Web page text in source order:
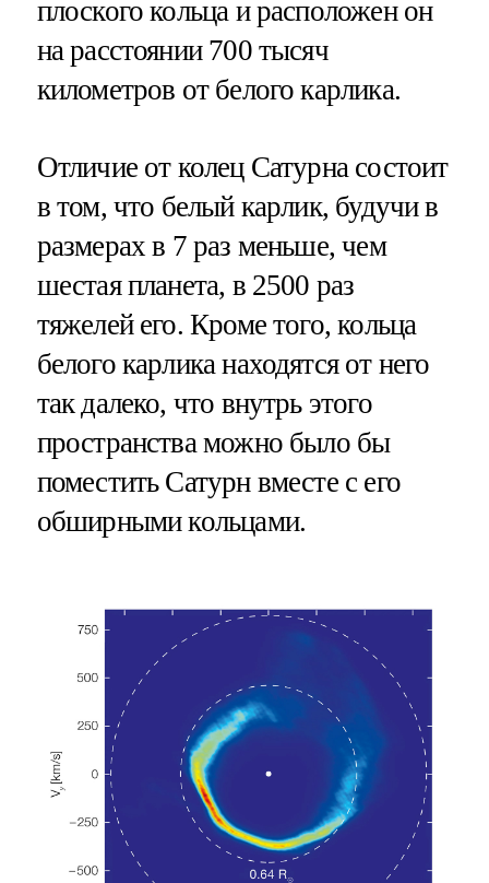
плоского кольца и расположен он
на расстоянии 700 тысяч
километров от белого карлика.
Отличие от колец Сатурна состоит
в том, что белый карлик, будучи в
размерах в 7 раз меньше, чем
шестая планета, в 2500 раз
тяжелей его. Кроме того, кольца
белого карлика находятся от него
так далеко, что внутрь этого
пространства можно было бы
поместить Сатурн вместе с его
обширными кольцами.